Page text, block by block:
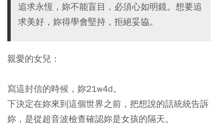
追求永恆，妳不能盲目，必須心如明鏡。想要追
求美好，妳得學會堅持，拒絕妥協。
親愛的女兒：
寫這封信的時候，妳21w4d。
下決定在妳來到這個世界之前，把想說的話統統告訴
妳，是從超音波檢查確認妳是女孩的隔天。